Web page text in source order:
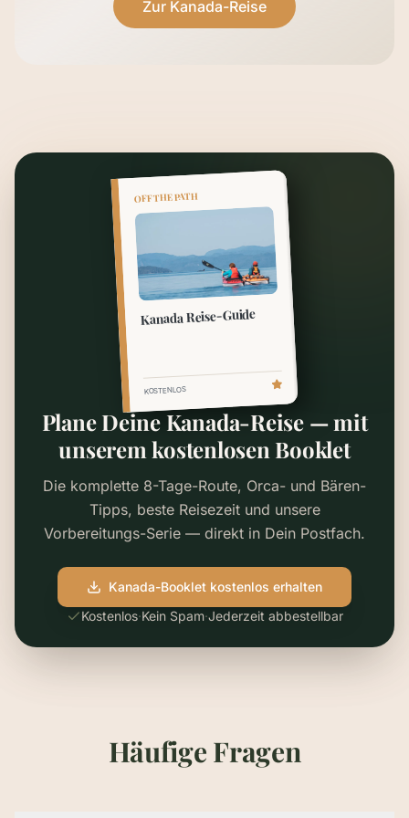
Zur Kanada-Reise
OFF THE PATH
Kanada Reise-Guide
KOSTENLOS
Plane Deine Kanada-Reise — mit
unserem kostenlosen Booklet
Die komplette 8-Tage-Route, Orca- und Bären-
Tipps, beste Reisezeit und unsere
Vorbereitungs-Serie — direkt in Dein Postfach.
Kanada-Booklet kostenlos erhalten
Kostenlos·Kein Spam·Jederzeit abbestellbar
Häufige Fragen